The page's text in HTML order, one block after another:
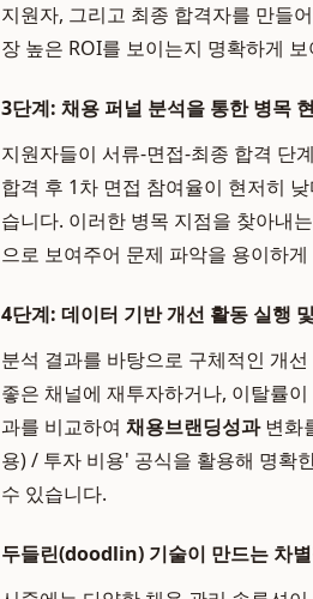
지원자, 그리고 최종 합격자를 만들
장 높은 ROI를 보이는지 명확하게
3단계: 채용 퍼널 분석을 통한 병목
지원자들이 서류-면접-최종 합격 단
합격 후 1차 면접 참여율이 현저히
습니다. 이러한 병목 지점을 찾아내
으로 보여주어 문제 파악을 용이하게
4단계: 데이터 기반 개선 활동 실행
분석 결과를 바탕으로 구체적인 개
좋은 채널에 재투자하거나, 이탈률
과를 비교하여 채용브랜딩성과변화
용) / 투자 비용' 공식을 활용해 명확
수 있습니다.
두들린(doodlin) 기술이 만드는 차